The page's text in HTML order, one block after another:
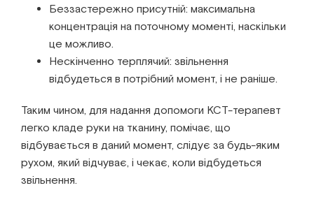
Беззастережно присутній: максимальна
концентрація на поточному моменті, наскільки
це можливо.
Нескінченно терплячий: звільнення
відбудеться в потрібний момент, і не раніше.
Таким чином, для надання допомоги КСТ-терапевт
легко кладе руки на тканину, помічає, що
відбувається в даний момент, слідує за будь-яким
рухом, який відчуває, і чекає, коли відбудеться
звільнення.